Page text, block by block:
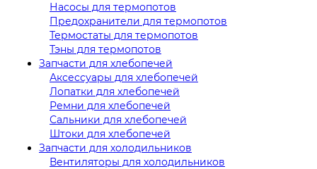
Насосы для термопотов
Предохранители для термопотов
Термостаты для термопотов
Тэны для термопотов
Запчасти для хлебопечей
Аксессуары для хлебопечей
Лопатки для хлебопечей
Ремни для хлебопечей
Сальники для хлебопечей
Штоки для хлебопечей
Запчасти для холодильников
Вентиляторы для холодильников